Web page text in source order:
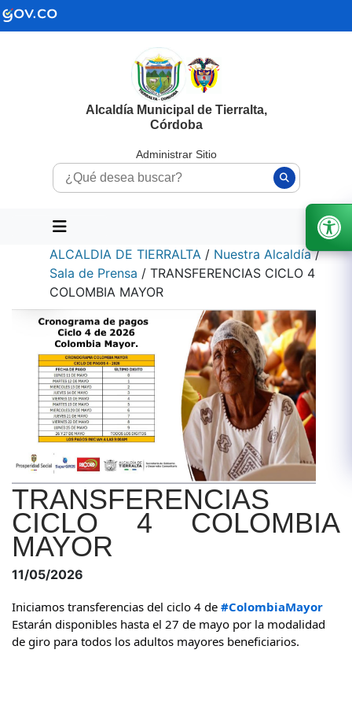
Alcaldía Municipal de Tierralta,
Córdoba
Administrar Sitio
ALCALDIA DE TIERRALTA / Nuestra Alcaldía/
Sala de Prensa / TRANSFERENCIAS CICLO 4
COLOMBIA MAYOR
TRANSFERENCIAS
CICLO 4 COLOMBIA
MAYOR
11/05/2026
Iniciamos transferencias del ciclo 4 de #ColombiaMayor
Estarán disponibles hasta el 27 de mayo por la modalidad
de giro para todos los adultos mayores beneficiarios.